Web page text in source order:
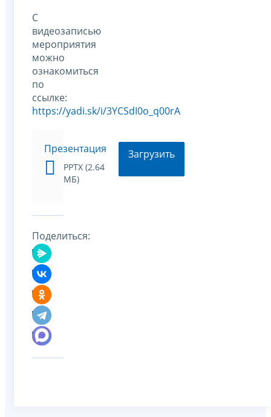
С
видеозаписью
мероприятия
можно
ознакомиться
по
ссылке:
https://yadi.sk/i/3YCSdI0o_q00rA
Презентация
PPTX (2.64
МБ)
Загрузить
Поделиться: